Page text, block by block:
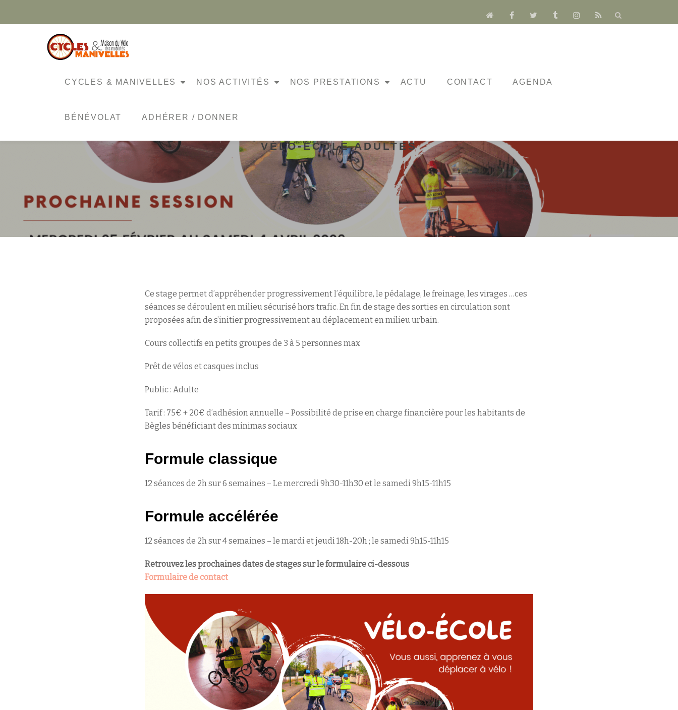
Aller
fa-
fa-
fa-
fa-
fa-
fa-
CYCLES & MANIVELLES NOS ACTIVITÉS NOS PRESTATIONS ACTU CONTACT AGENDA
BÉNÉVOLAT ADHÉRER / DONNER
VÉLO-ÉCOLE ADULTES
Ce stage permet d’appréhender progressivement l’équilibre, le pédalage, le freinage, les virages …ces
séances se déroulent en milieu sécurisé hors trafic. En fin de stage des sorties en circulation sont
proposées afin de s’initier progressivement au déplacement en milieu urbain.
Cours collectifs en petits groupes de 3 à 5 personnes max
Prêt de vélos et casques inclus
Public : Adulte
Tarif : 75€ + 20€ d’adhésion annuelle – Possibilité de prise en charge financière pour les habitants de
Bègles bénéficiant des minimas sociaux
Formule classique
12 séances de 2h sur 6 semaines – Le mercredi 9h30-11h30 et le samedi 9h15-11h15
Formule accélérée
12 séances de 2h sur 4 semaines – le mardi et jeudi 18h-20h ; le samedi 9h15-11h15
Retrouvez les prochaines dates de stages sur le formulaire ci-dessous
Formulaire de contact